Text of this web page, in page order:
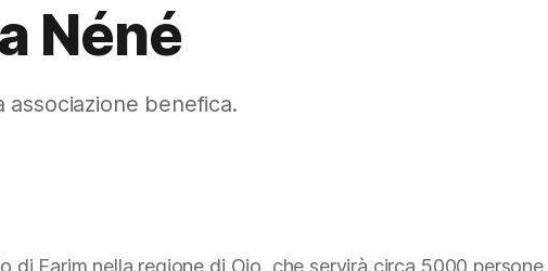
Néné
benefica.
Farim nella regione di Oio, che servirà circa 5000 persone.